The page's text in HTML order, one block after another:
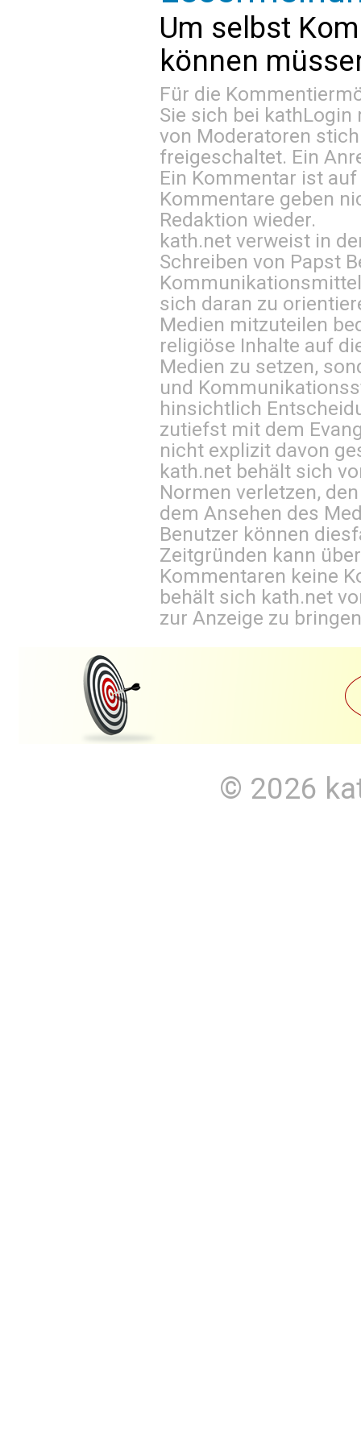
Um selbst
können
Für die
Sie sich bei kathLogin
von Moderatoren
freigeschaltet. Ein
Ein Kommentar ist
Kommentare geben
Redaktion wieder.
kath.net verweist in
Schreiben von Papst
sich daran zu
Medien mitzuteilen
religiöse Inhalte auf
Medien zu setzen,
und
hinsichtlich
zutiefst mit dem
nicht explizit davon
kath.net behält sich
Normen verletzen,
dem Ansehen des
Benutzer können
Zeitgründen kann
Kommentaren keine
behält sich kath.net
zur Anzeige zu
© 2026